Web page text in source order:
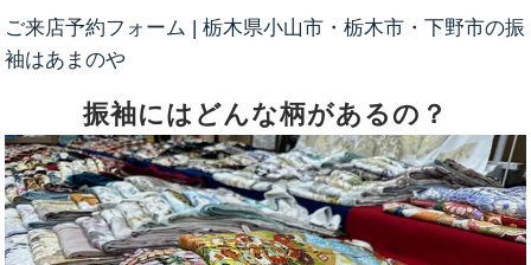
ご来店予約フォーム | 栃木県小山市・栃木市・下野市の振
袖はあまのや
振袖にはどんな柄があるの？